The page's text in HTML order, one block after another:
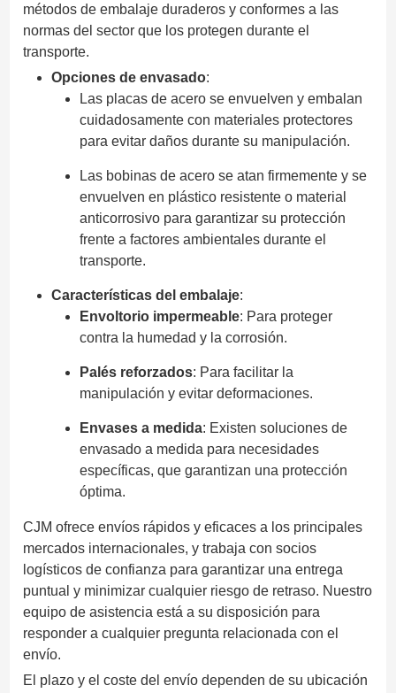
métodos de embalaje duraderos y conformes a las
normas del sector que los protegen durante el
transporte.
Opciones de envasado:
Las placas de acero se envuelven y embalan
cuidadosamente con materiales protectores
para evitar daños durante su manipulación.
Las bobinas de acero se atan firmemente y se
envuelven en plástico resistente o material
anticorrosivo para garantizar su protección
frente a factores ambientales durante el
transporte.
Características del embalaje:
Envoltorio impermeable: Para proteger
contra la humedad y la corrosión.
Palés reforzados: Para facilitar la
manipulación y evitar deformaciones.
Envases a medida: Existen soluciones de
envasado a medida para necesidades
específicas, que garantizan una protección
óptima.
CJM ofrece envíos rápidos y eficaces a los principales
mercados internacionales, y trabaja con socios
logísticos de confianza para garantizar una entrega
puntual y minimizar cualquier riesgo de retraso. Nuestro
equipo de asistencia está a su disposición para
responder a cualquier pregunta relacionada con el
envío.
El plazo y el coste del envío dependen de su ubicación